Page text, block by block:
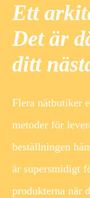
Ett
Det är
ditt
Flera nätbutiker
metoder för
beställningen
är supersmidigt
produkterna när